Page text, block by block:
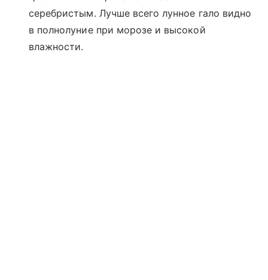
серебристым. Лучше всего лунное гало видно
в полнолуние при морозе и высокой
влажности.